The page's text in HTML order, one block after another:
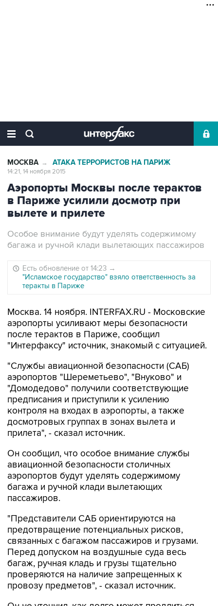
МОСКВА → АТАКА ТЕРРОРИСТОВ НА ПАРИЖ
14:21, 14 ноября 2015
Аэропорты Москвы после терактов
в Париже усилили досмотр при
вылете и прилете
Особое внимание будут уделять содержимому
багажа и ручной клади вылетающих пассажиров
Есть обновление от 14:23 →
"Исламское государство" взяло ответственность за
теракты в Париже
Москва. 14 ноября. INTERFAX.RU - Московские
аэропорты усиливают меры безопасности
после терактов в Париже, сообщил
"Интерфаксу" источник, знакомый с ситуацией.
"Службы авиационной безопасности (САБ)
аэропортов "Шереметьево", "Внуково" и
"Домодедово" получили соответствующие
предписания и приступили к усилению
контроля на входах в аэропорты, а также
досмотровых группах в зонах вылета и
прилета", - сказал источник.
Он сообщил, что особое внимание службы
авиационной безопасности столичных
аэропортов будут уделять содержимому
багажа и ручной клади вылетающих
пассажиров.
"Представители САБ ориентируются на
предотвращение потенциальных рисков,
связанных с багажом пассажиров и грузами.
Перед допуском на воздушные суда весь
багаж, ручная кладь и грузы тщательно
проверяются на наличие запрещенных к
провозу предметов", - сказал источник.